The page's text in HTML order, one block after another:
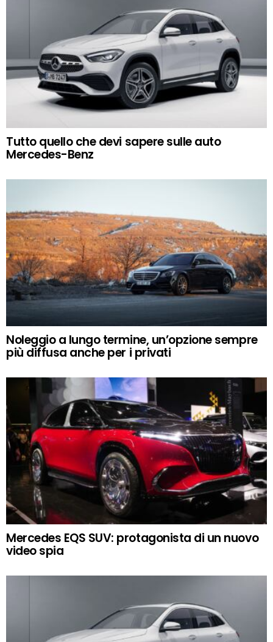
Tutto quello che devi sapere sulle auto
Mercedes-Benz
Noleggio a lungo termine, un’opzione sempre
più diffusa anche per i privati
Mercedes EQS SUV: protagonista di un nuovo
video spia